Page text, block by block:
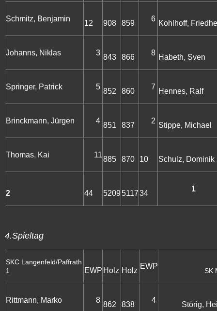
Schmitz, Benjamin
12 908 859
6
Kohlhoff,
Johanns, Niklas 3
843 866
8
Habeth, Sven
Springer, Patrick 5
852 860
7
Hennes, Ralf
Brinckmann, Jürgen 4
851 837
2
Stippe, Michael
Thomas, Kai 11
885 870 10 Schulz, Dominik
2 44 5209511734
1
4.Spieltag
SKC Langenfeld/Paffrath
1
EWP Holz Holz
EWP
SK
Rittmann, Marko 8
862 838
4
Störig,